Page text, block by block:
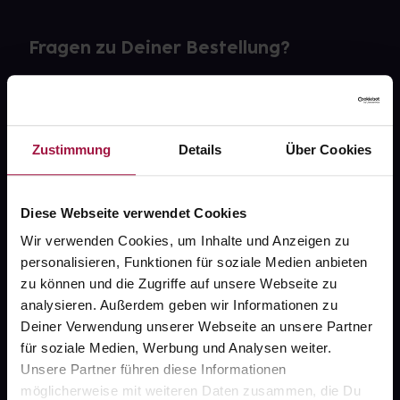
Zustimmung Details Über Cookies
Diese Webseite verwendet Cookies
Wir verwenden Cookies, um Inhalte und Anzeigen zu
personalisieren, Funktionen für soziale Medien anbieten
zu können und die Zugriffe auf unsere Webseite zu
analysieren. Außerdem geben wir Informationen zu
Deiner Verwendung unserer Webseite an unsere Partner
für soziale Medien, Werbung und Analysen weiter.
Unsere Partner führen diese Informationen
möglicherweise mit weiteren Daten zusammen, die Du
Fragen zu Deiner Bestellung?
gesund.de
Über uns
Karriere
Newsletter